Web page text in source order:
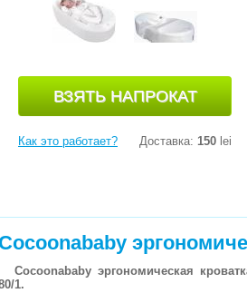
Как это работает? Доставка: 150 lei
Cocoonababy
Cocoonababy эргономическая
1.